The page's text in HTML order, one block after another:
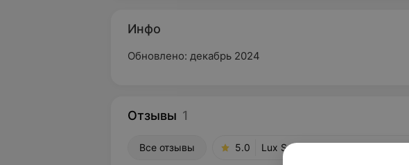
Инфо
Обновлено: декабрь 2024
Отзывы 1
Все отзывы 5.0 Lux Smile, ул. Октябрьской